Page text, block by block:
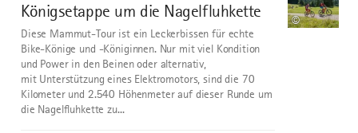
6
Königsetappe um die Nagelfluhkette
©
Diese Mammut-Tour ist ein Leckerbissen für echte
Bike-Könige und -Königinnen. Nur mit viel Kondition
und Power in den Beinen oder alternativ,
mit Unterstützung eines Elektromotors, sind die 70
Kilometer und 2.540 Höhenmeter auf dieser Runde um
die Nagelfluhkette zu...